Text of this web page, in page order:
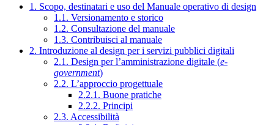
1. Scopo, destinatari e uso del Manuale operativo di design
1.1. Versionamento e storico
1.2. Consultazione del manuale
1.3. Contribuisci al manuale
2. Introduzione al design per i servizi pubblici digitali
2.1. Design per l’amministrazione digitale (e-
government)
2.2. L’approccio progettuale
2.2.1. Buone pratiche
2.2.2. Principi
2.3. Accessibilità